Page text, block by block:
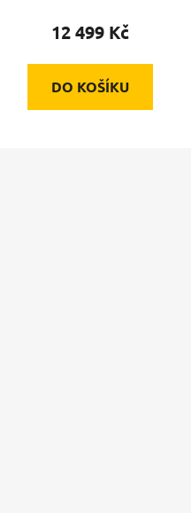
12 499 Kč
DO KOŠÍKU